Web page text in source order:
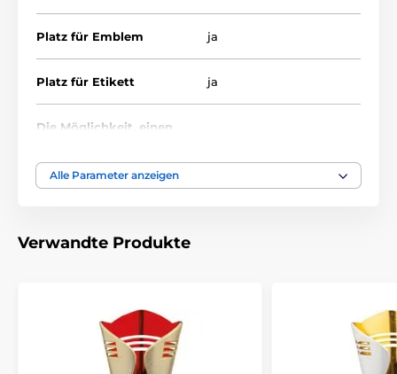
Platz für Emblem ja
Platz für Etikett ja
Die Möglichkeit, einen
Durchmesse cm 8-6.5-6.5-5.5
Höhe cm
Auszeichnungstyp
Alle Parameter anzeigen
Verwandte Produkte